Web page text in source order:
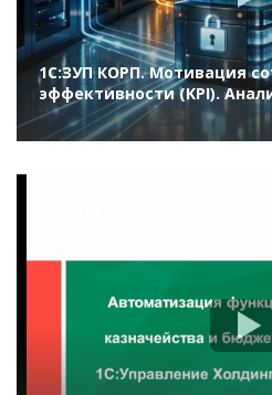
1С:ЗУП КОРП. Мотивация
эффективности (KPI).